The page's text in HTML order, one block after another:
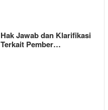
Hak Jawab dan Klarifikasi
Terkait Pember…